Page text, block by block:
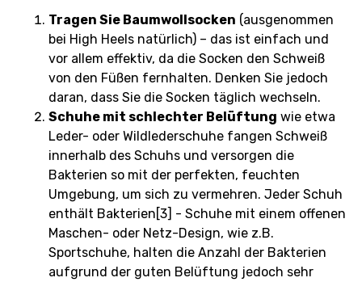
Tragen Sie Baumwollsocken (ausgenommen
bei High Heels natürlich) – das ist einfach und
vor allem effektiv, da die Socken den Schweiß
von den Füßen fernhalten. Denken Sie jedoch
daran, dass Sie die Socken täglich wechseln.
Schuhe mit schlechter Belüftung wie etwa
Leder- oder Wildlederschuhe fangen Schweiß
innerhalb des Schuhs und versorgen die
Bakterien so mit der perfekten, feuchten
Umgebung, um sich zu vermehren. Jeder Schuh
enthält Bakterien[3] - Schuhe mit einem offenen
Maschen- oder Netz-Design, wie z.B.
Sportschuhe, halten die Anzahl der Bakterien
aufgrund der guten Belüftung jedoch sehr